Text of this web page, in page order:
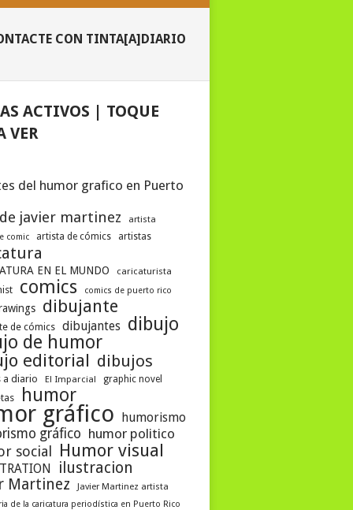
CON TINTA[A]DIARIO
ACTIVOS | TOQUE
VER
del humor grafico en Puerto
javier martinez
artista
comic
artista de cómics artistas
EN EL MUNDO caricaturista
comics comics de puerto rico
dibujante
de cómics dibujantes dibujo
de humor
editorial dibujos
a diario El Imparcial graphic novel
humor
gráfico humorismo
gráfico humor politico
social Humor visual
ilustracion
Martinez
Javier Martinez artista
de la caricatura periodística en Puerto Rico